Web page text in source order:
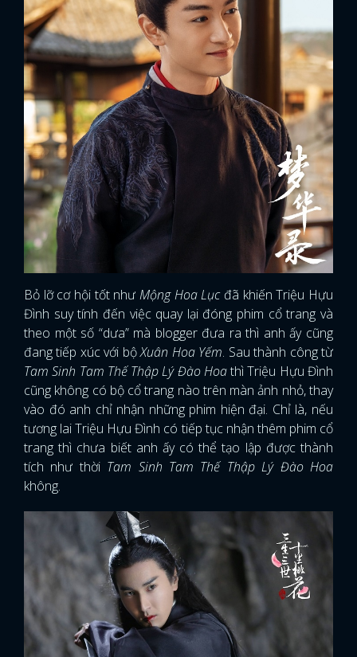
Bỏ lỡ cơ hội tốt như Mộng Hoa Lụcđã khiến Triệu Hựu
Đình suy tính đến việc quay lại đóng phim cổ trang và
theo một số “dưa” mà blogger đưa ra thì anh ấy cũng
đang tiếp xúc với bộXuân Hoa Yếm. Sau thành công từ
Tam Sinh Tam Thế Thập Lý Đào Hoathì Triệu Hựu Đình
cũng không có bộ cổ trang nào trên màn ảnh nhỏ, thay
vào đó anh chỉ nhận những phim hiện đại. Chỉ là, nếu
tương lai Triệu Hựu Đình có tiếp tục nhận thêm phim cổ
trang thì chưa biết anh ấy có thể tạo lập được thành
tích như thời Tam Sinh Tam Thế Thập Lý Đào Hoa
không.